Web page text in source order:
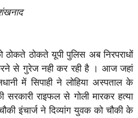
ठोकते ठोकते यूपी पुलिस अब निरपराधों
से गुरेज नही कर रही है । आज जहां
में सिपाही ने लोहिया अस्पताल के
राइफल से गोली मारकर हत्या
इंचार्ज ने दिव्यांग युवक को चौकी के